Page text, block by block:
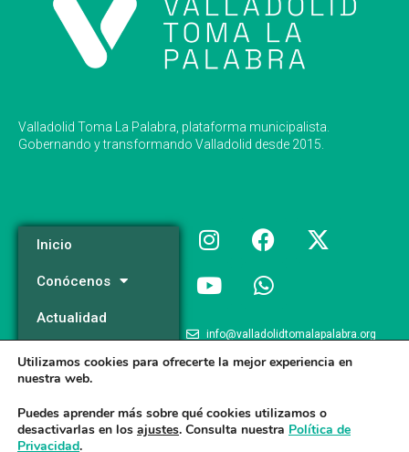
Valladolid Toma La Palabra, plataforma municipalista.
Gobernando y transformando Valladolid desde 2015.
Inicio
Conócenos
Actualidad
Programa
info@valladolidtomalapalabra.org
+34 983 426 124
Utilizamos cookies para ofrecerte la mejor experiencia en
nuestra web.
Puedes aprender más sobre qué cookies utilizamos o
desactivarlas en los ajustes. Consulta nuestra Política de
Privacidad.